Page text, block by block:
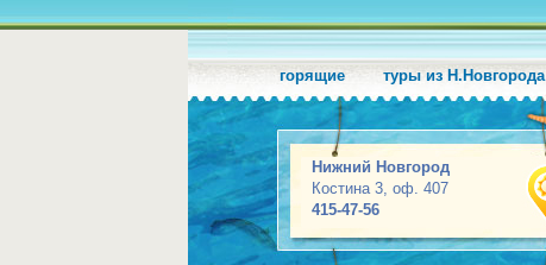
горящие туры из Н.Новгорода
Нижний Новгород
Костина 3, оф. 407
415-47-56